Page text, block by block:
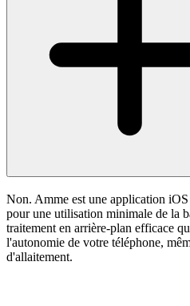
Non. Amme est une application
pour une utilisation minimale de la
traitement en arrière-plan efficace
l'autonomie de votre téléphone,
d'allaitement.